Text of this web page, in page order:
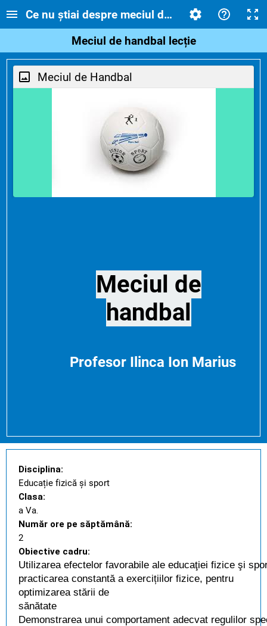
Ce nu știai despre meciul de Handbal
Meciul de handbal lecție
Meciul de Handbal
Meciul de
handbal
Profesor Ilinca Ion Marius
Disciplina:
Educație fizică și sport
Clasa:
a Va.
Număr ore pe săptămână:
2
Obiective cadru:
Utilizarea efectelor favorabile ale educaţiei fizice şi
practicarea constantă a exercițiilor fizice, pentru
optimizarea stării de
sănătate
Demonstrarea unui comportament adecvat regulilor